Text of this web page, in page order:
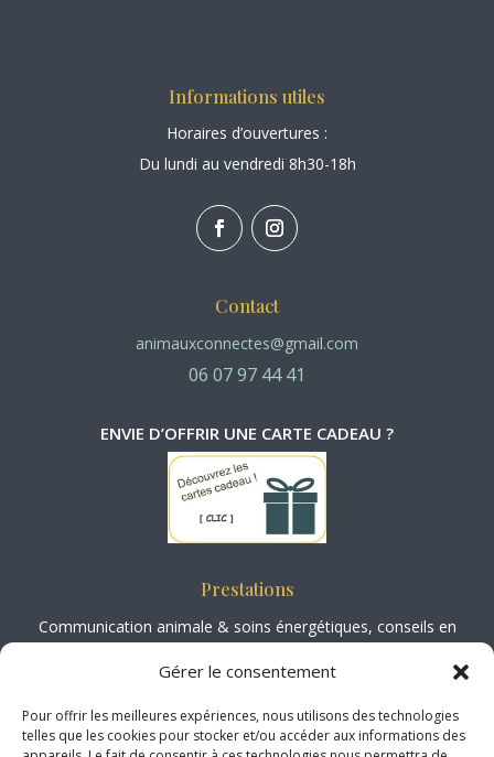
Gérer le consentement
Pour offrir les meilleures expériences, nous utilisons des technologies
telles que les cookies pour stocker et/ou accéder aux informations des
Informations utiles
Horaires d’ouvertures :
Du lundi au vendredi 8h30-18h
Contact
animauxconnectes@gmail.com
06 07 97 44 41
ENVIE D’OFFRIR UNE CARTE CADEAU ?
Prestations
Communication animale & soins énergétiques, conseils en
aromathérapie animale
biomécanique, physiologie et
podologie équine,ateliers / Formations.
Société Médiation Professionnelle